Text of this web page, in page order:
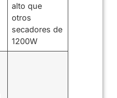
alto que
otros
secadores de
1200W